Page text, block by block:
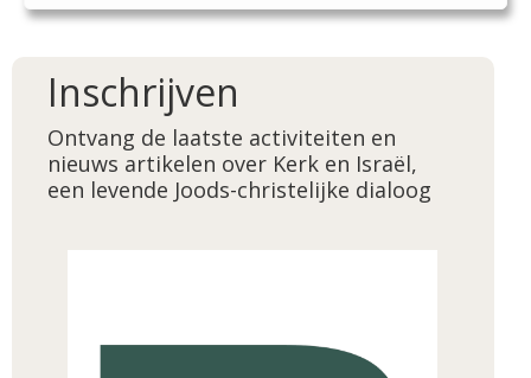
Inschrijven
Ontvang de laatste activiteiten en
nieuws artikelen over Kerk en Israël,
een levende Joods-christelijke dialoog